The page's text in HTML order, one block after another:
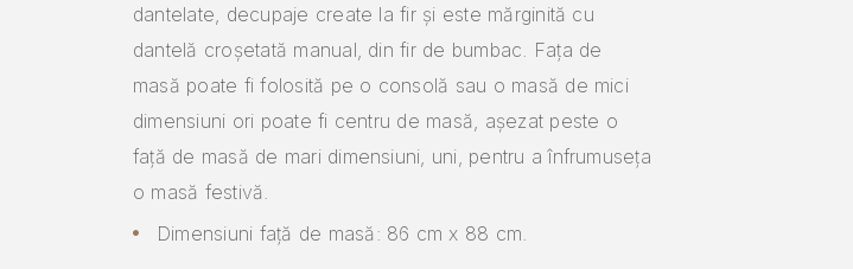
dantelate, decupaje create la fir și este mărginită cu
dantelă croșetată manual, din fir de bumbac. Fața de
masă poate fi folosită pe o consolă sau o masă de mici
dimensiuni ori poate fi centru de masă, așezat peste o
față de masă de mari dimensiuni, uni, pentru a înfrumuseța
o masă festivă.
Dimensiuni față de masă: 86 cm x 88 cm.